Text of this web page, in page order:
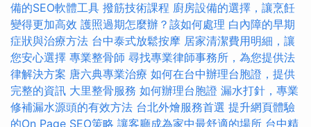
備的SEO軟體工具 撥筋技術課程 廚房設備的選擇，讓烹飪
變得更加高效 護照過期怎麼辦？該如何處理 白內障的早期
症狀與治療方法 台中泰式放鬆按摩 居家清潔費用明細，讓
您安心選擇 專業整骨師 尋找專業律師事務所，為您提供法
律解決方案 唐六典專業治療 如何在台中辦理台胞證，提供
完整的資訊 大里整骨服務 如何辦理台胞證 漏水打針，專業
修補漏水源頭的有效方法 台北外燴服務首選 提升網頁體驗
的On Page SEO策略 讓客廳成為家中最舒適的場所 台中精